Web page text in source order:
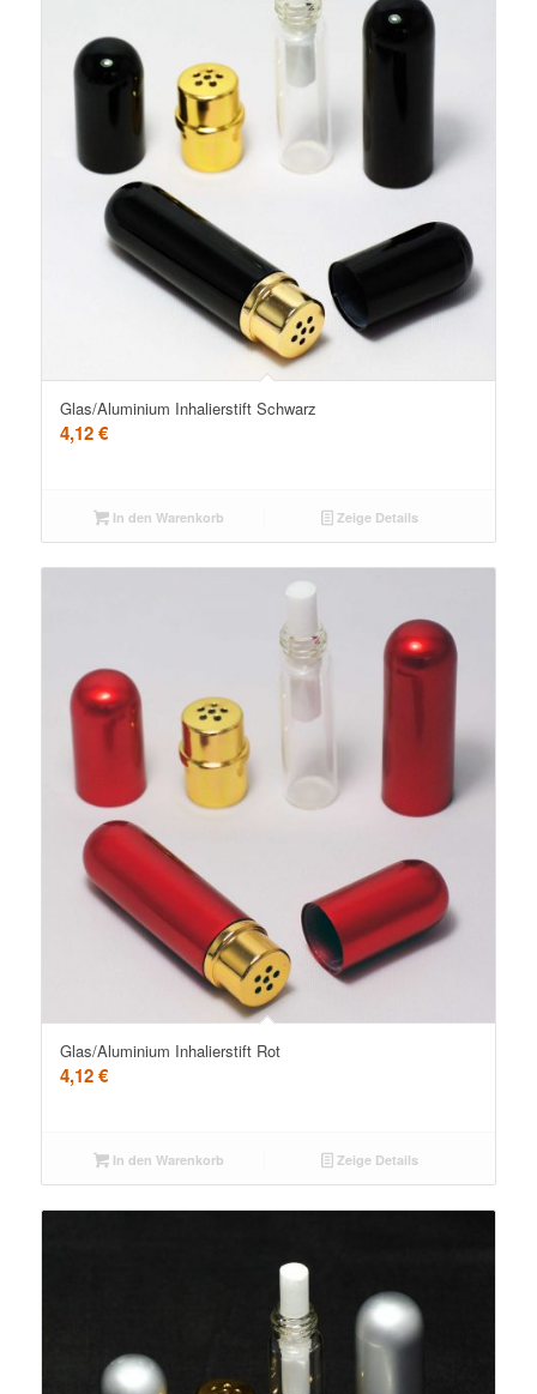
Glas/Aluminium Inhalierstift Schwarz
4,12€
In den Warenkorb Zeige Details
Glas/Aluminium Inhalierstift Rot
4,12€
In den Warenkorb Zeige Details